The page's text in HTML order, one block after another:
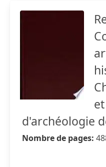
d'archéologie
Nombre de pages: